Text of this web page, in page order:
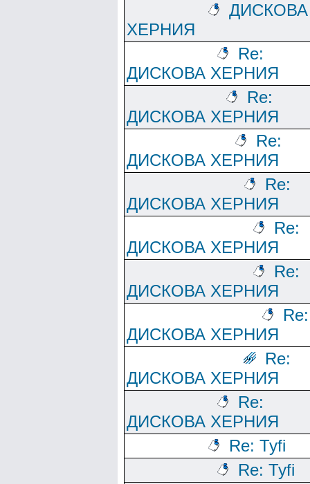
ДИСКОВА
ХЕРНИЯ
Re:
ДИСКОВА ХЕРНИЯ
Re:
ДИСКОВА ХЕРНИЯ
Re:
ДИСКОВА ХЕРНИЯ
Re:
ДИСКОВА ХЕРНИЯ
Re:
ДИСКОВА ХЕРНИЯ
Re:
ДИСКОВА ХЕРНИЯ
Re:
ДИСКОВА ХЕРНИЯ
Re:
ДИСКОВА ХЕРНИЯ
Re:
ДИСКОВА ХЕРНИЯ
Re: Tyfi
Re: Tyfi